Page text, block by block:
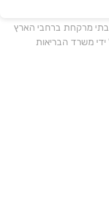
בתי מרקחת ברחבי הארץ
משרד הבריאות